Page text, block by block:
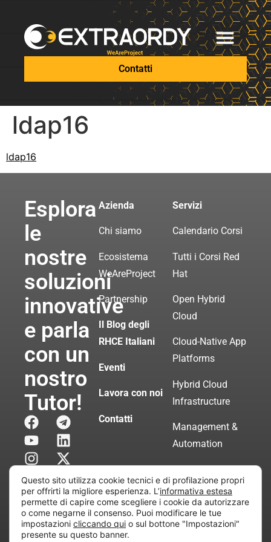
Contatti
ldap16
ldap16
Esplora
le
nostre
soluzioni
innovative
e parla
con un
nostro
Tutor!
Azienda
Chi siamo
Ecosistema
WeAreProject
Partnership
Il Blog degli
RHCE Italiani
Eventi
Lavora con noi
Contatti
Servizi
Calendario Corsi
Tutti i Corsi Red
Hat
Open Hybrid
Cloud
Cloud-Native App
Platforms
Hybrid Cloud
Infrastructure
Management &
Automation
Servizi di
Consulenza
Certificata
Questo sito utilizza cookie tecnici e di profilazione propri
per offrirti la migliore esperienza. L’informativa estesa
permette di capire come scegliere i cookie da autorizzare
o come negarne il consenso. Puoi modificare le tue
impostazioni cliccando qui o sul bottone "Impostazioni"
presente su questo banner.